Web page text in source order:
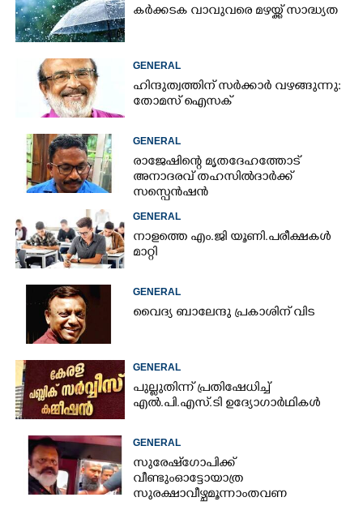
കർക്കടക വാവുവരെ മഴയ്ക്ക് സാദ്ധ്യത
GENERAL
ഹിന്ദുത്വത്തിന് സർക്കാർ വഴങ്ങുന്നു:
തോമസ് ഐസക്
GENERAL
രാജേഷിന്റെ മൃതദേഹത്തോട്
അനാദരവ് തഹസിൽദാർക്ക്
സസ്പെൻഷൻ
GENERAL
നാളത്തെ എം.ജി യൂണി.പരീക്ഷകൾ
മാറ്റി
GENERAL
വൈദ്യ ബാലേന്ദു പ്രകാശിന് വിട
GENERAL
പുല്ലുതിന്ന് പ്രതിഷേധിച്ച്
എൽ.പി.എസ്.ടി ഉദ്യോഗാർഥികൾ
GENERAL
സുരേഷ് ഗോപിക്ക്
വീണ്ടും ഓട്ടോ യാത്ര
സുരക്ഷാ വീഴ്ച മൂന്നാം തവണ